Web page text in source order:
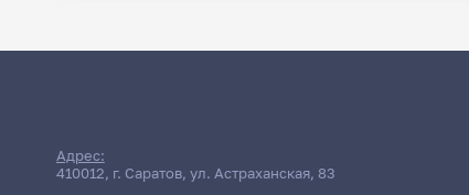
Адрес:
410012, г. Саратов, ул. Астраханская, 83